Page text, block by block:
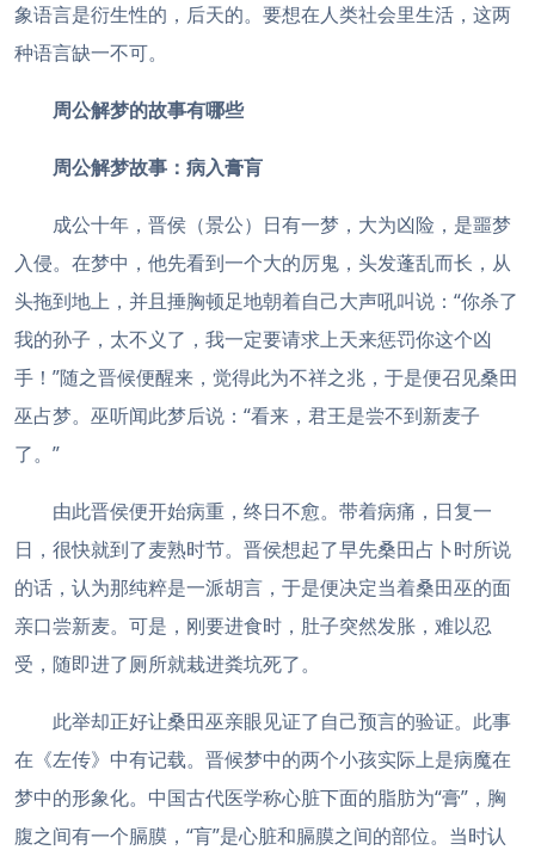
象语言是衍生性的，后天的。要想在人类社会里生活，这两
种语言缺一不可。
周公解梦的故事有哪些
周公解梦故事： 病入膏肓
成公十年，晋侯（景公）日有一梦，大为凶险，是噩梦
入侵。在梦中，他先看到一个大的厉鬼，头发蓬乱而长，从
头拖到地上，并且捶胸顿足地朝着自己大声吼叫说：“你杀了
我的孙子，太不义了，我一定要请求上天来惩罚你这个凶
手！”随之晋候便醒来，觉得此为不祥之兆，于是便召见桑田
巫占梦。巫听闻此梦后说：“看来，君王是尝不到新麦子
了。”
由此晋侯便开始病重，终日不愈。带着病痛，日复一
日，很快就到了麦熟时节。晋侯想起了早先桑田占卜时所说
的话，认为那纯粹是一派胡言，于是便决定当着桑田巫的面
亲口尝新麦。可是，刚要进食时，肚子突然发胀，难以忍
受，随即进了厕所就栽进粪坑死了。
此举却正好让桑田巫亲眼见证了自己预言的验证。此事
在《左传》中有记载。晋候梦中的两个小孩实际上是病魔在
梦中的形象化。中国古代医学称心脏下面的脂肪为“膏”，胸
腹之间有一个膈膜，“肓”是心脏和膈膜之间的部位。当时认